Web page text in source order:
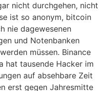
nicht durchgehen, nicht
ist so anonym, bitcoin
nie dagewesenen
und Notenbanken
müssen. Binance
hat tausende Hacker im
auf absehbare Zeit
erst gegen Jahresmitte